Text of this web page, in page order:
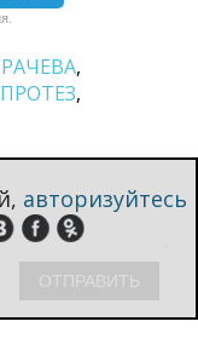
авторизуйтесь